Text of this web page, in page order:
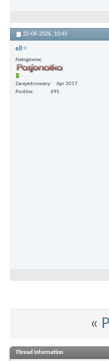
22-06-2026, 10:45
ell
Nałogowiec
Zarejestrowany
Apr 2017
Postów
695
«
Thread Information